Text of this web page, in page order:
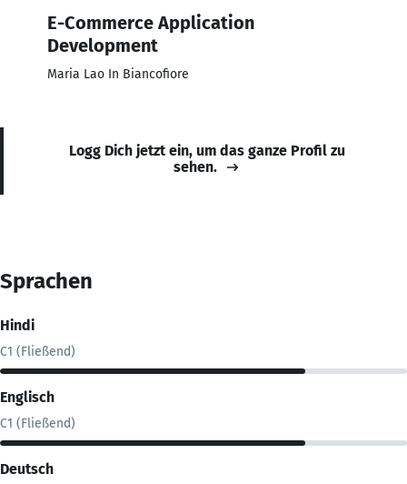
E-Commerce Application
Development
Maria Lao In Biancofiore
Logg Dich jetzt ein, um das ganze Profil zu
sehen.
Sprachen
Hindi
C1 (Fließend)
Englisch
C1 (Fließend)
Deutsch